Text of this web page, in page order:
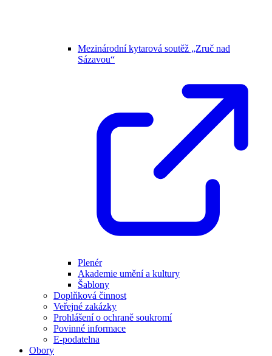
Mezinárodní kytarová soutěž „Zruč nad
Sázavou“
Plenér
Akademie umění a kultury
Šablony
Doplňková činnost
Veřejné zakázky
Prohlášení o ochraně soukromí
Povinné informace
E-podatelna
Obory